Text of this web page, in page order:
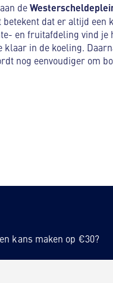
de
dat er altijd
en fruitafdeling vind je
in de koeling.
nog eenvoudiger om
kans maken op €30?